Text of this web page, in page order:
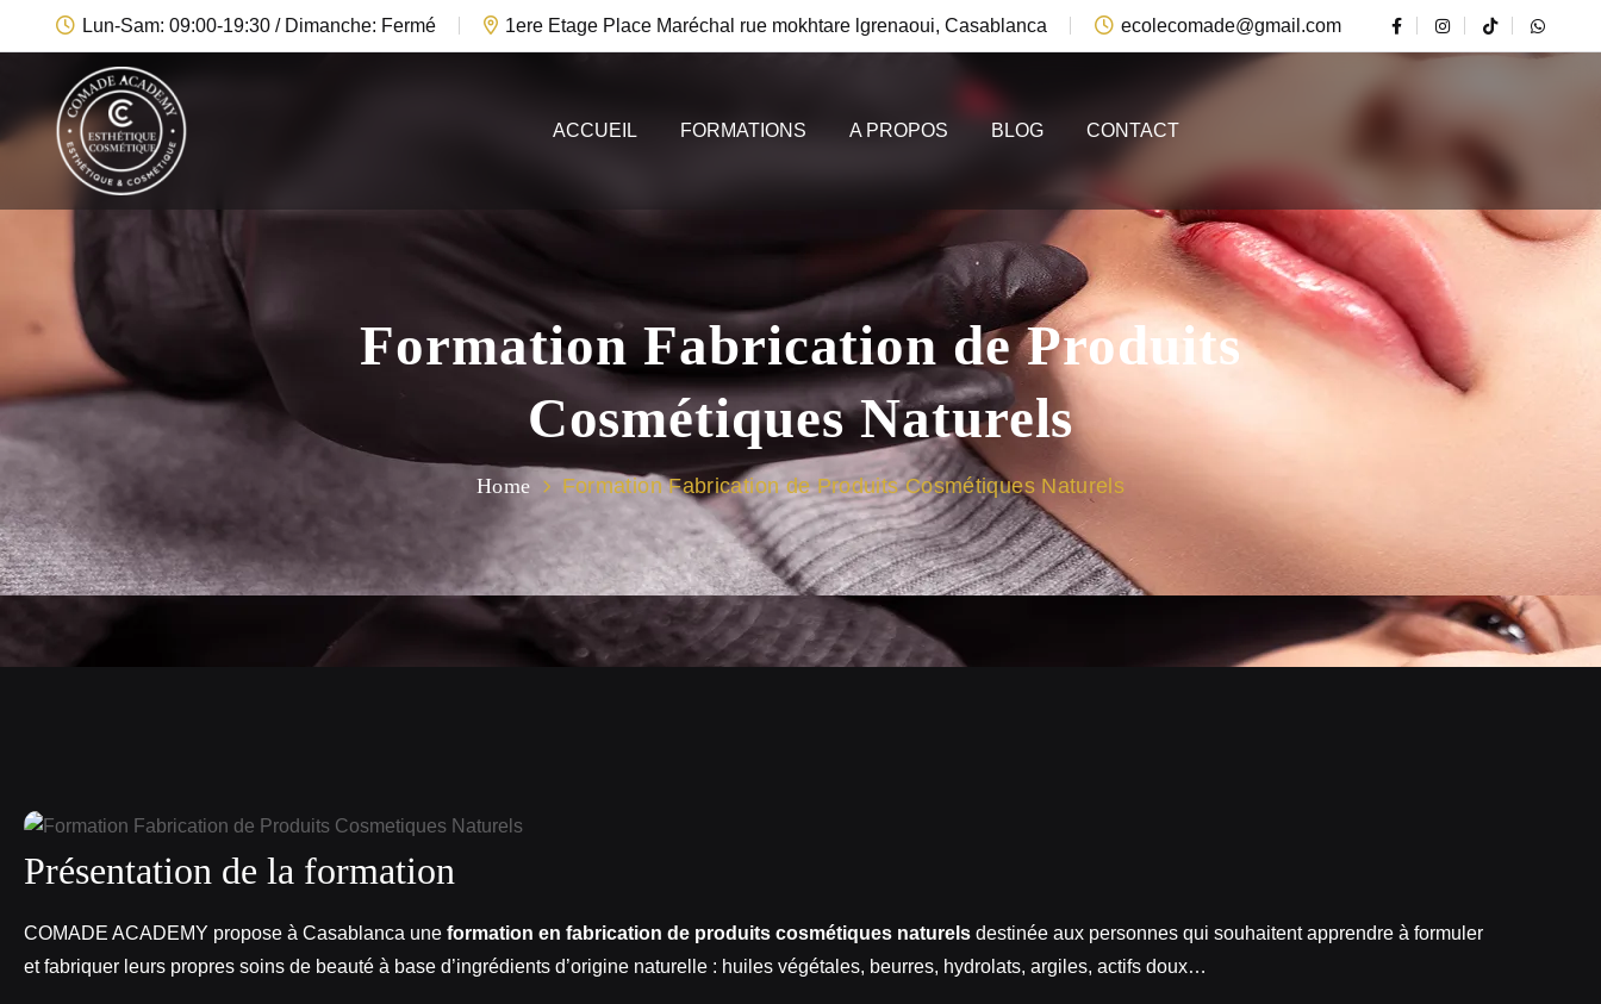
Lun-Sam: 09:00-19:30 / Dimanche: Fermé 1ere Etage Place Maréchal rue mokhtare lgrenaoui, Casablanca ecolecomade@gmail.com
ACCUEIL FORMATIONS A PROPOS BLOG CONTACT
Formation Fabrication de Produits
Cosmétiques Naturels
Home Formation Fabrication de Produits Cosmétiques Naturels
Présentation de la formation
COMADE ACADEMY propose à Casablanca une formation en fabrication de produits cosmétiques naturels destinée aux personnes qui souhaitent apprendre à formuler
et fabriquer leurs propres soins de beauté à base d’ingrédients d’origine naturelle : huiles végétales, beurres, hydrolats, argiles, actifs doux…